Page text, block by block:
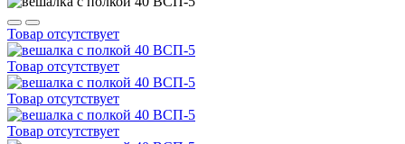
Товар отсутствует
Товар отсутствует
Товар отсутствует
Товар отсутствует